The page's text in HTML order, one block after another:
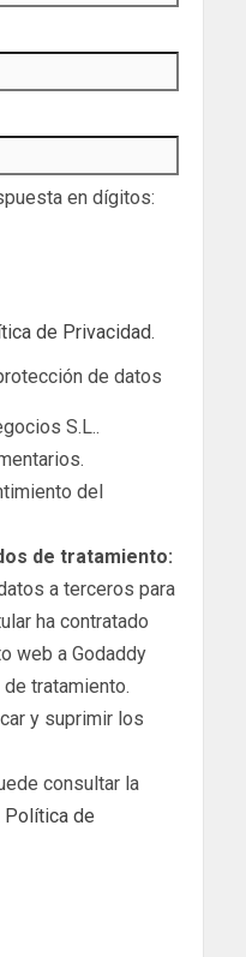
en dígitos:
de Privacidad.
de datos
S.L..
del
de tratamiento:
a terceros para
ha contratado
web a Godaddy
tratamiento.
y suprimir los
consultar la
Política de